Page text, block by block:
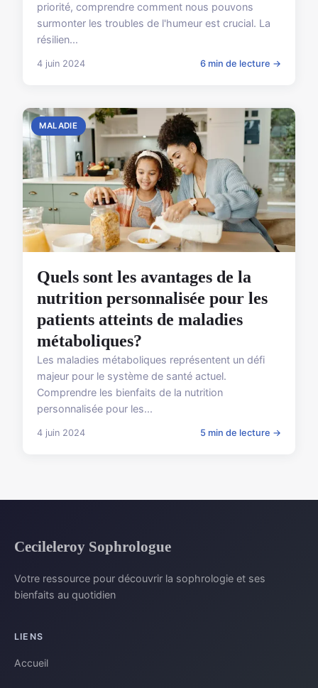
priorité, comprendre comment nous pouvons
surmonter les troubles de l'humeur est crucial. La
résilien...
4 juin 2024 6 min de lecture →
MALADIE
Quels sont les avantages de la
nutrition personnalisée pour les
patients atteints de maladies
métaboliques?
Les maladies métaboliques représentent un défi
majeur pour le système de santé actuel.
Comprendre les bienfaits de la nutrition
personnalisée pour les...
4 juin 2024 5 min de lecture →
Cecileleroy Sophrologue
Votre ressource pour découvrir la sophrologie et ses
bienfaits au quotidien
LIENS
Accueil